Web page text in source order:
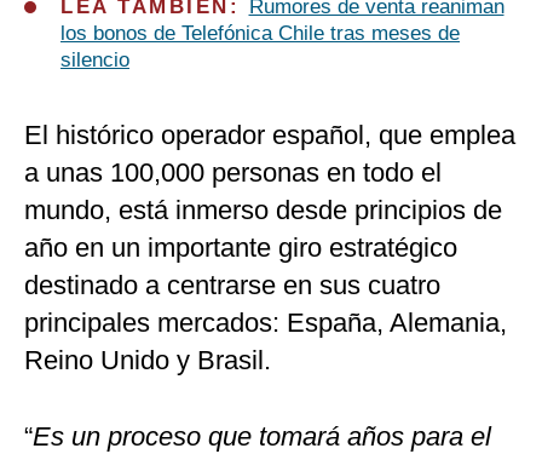
LEA TAMBIÉN:
Rumores de venta reaniman
los bonos de Telefónica Chile tras meses de
silencio
El histórico operador español, que emplea
a unas 100,000 personas en todo el
mundo, está inmerso desde principios de
año en un importante giro estratégico
destinado a centrarse en sus cuatro
principales mercados: España, Alemania,
Reino Unido y Brasil.
“Es un proceso que tomará años para el